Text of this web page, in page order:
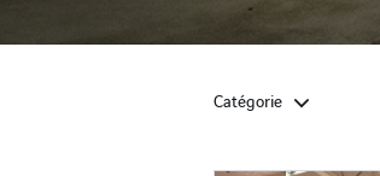
Catégorie